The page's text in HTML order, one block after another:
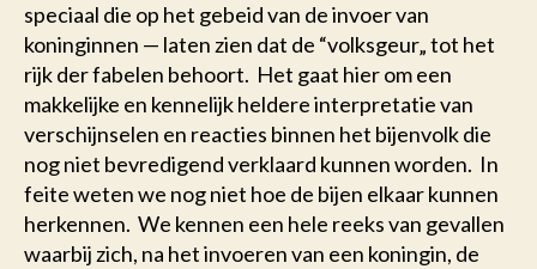
speciaal die op het gebeid van de invoer van
koninginnen — laten zien dat de “volksgeur„ tot het
rijk der fabelen behoort. Het gaat hier om een
makkelijke en kennelijk heldere interpretatie van
verschijnselen en reacties binnen het bijenvolk die
nog niet bevredigend verklaard kunnen worden. In
feite weten we nog niet hoe de bijen elkaar kunnen
herkennen. We kennen een hele reeks van gevallen
waarbij zich, na het invoeren van een koningin, de